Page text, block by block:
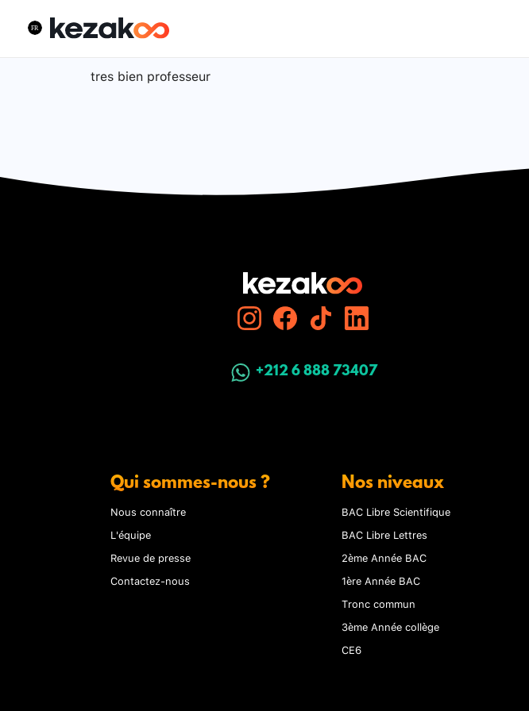
tres bien professeur
+212 6 888 73407
Qui sommes-nous ?
Nous connaître
L'équipe
Revue de presse
Contactez-nous
Nos niveaux
BAC Libre Scientifique
BAC Libre Lettres
2ème Année BAC
1ère Année BAC
Tronc commun
3ème Année collège
CE6